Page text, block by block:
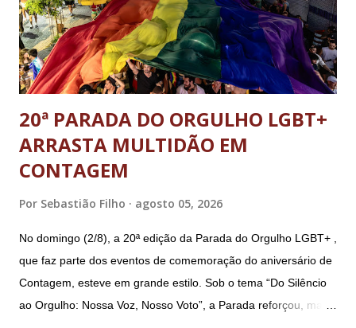
Defesa. A acusação envolveu os crimes de tentativa de
abolição violenta do Estado Democrático de Direito, golpe de
E...
20ª PARADA DO ORGULHO LGBT+
ARRASTA MULTIDÃO EM
CONTAGEM
Por Sebastião Filho agosto 05, 2026
No domingo (2/8), a 20ª edição da Parada do Orgulho LGBT+ ,
que faz parte dos eventos de comemoração do aniversário de
Contagem, esteve em grande estilo. Sob o tema “Do Silêncio
ao Orgulho: Nossa Voz, Nosso Voto”, a Parada reforçou, mais